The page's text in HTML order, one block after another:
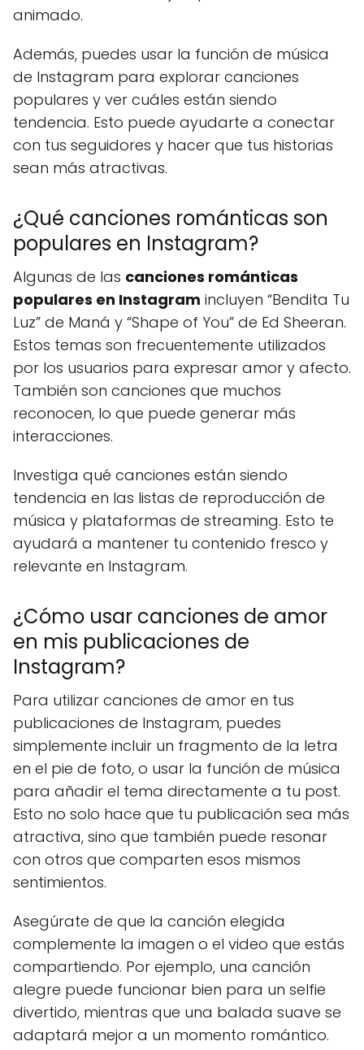
animado.
Además, puedes usar la función de música
de Instagram para explorar canciones
populares y ver cuáles están siendo
tendencia. Esto puede ayudarte a conectar
con tus seguidores y hacer que tus historias
sean más atractivas.
¿Qué canciones románticas son
populares en Instagram?
Algunas de las canciones románticas
populares en Instagram incluyen “Bendita Tu
Luz” de Maná y “Shape of You” de Ed Sheeran.
Estos temas son frecuentemente utilizados
por los usuarios para expresar amor y afecto.
También son canciones que muchos
reconocen, lo que puede generar más
interacciones.
Investiga qué canciones están siendo
tendencia en las listas de reproducción de
música y plataformas de streaming. Esto te
ayudará a mantener tu contenido fresco y
relevante en Instagram.
¿Cómo usar canciones de amor
en mis publicaciones de
Instagram?
Para utilizar canciones de amor en tus
publicaciones de Instagram, puedes
simplemente incluir un fragmento de la letra
en el pie de foto, o usar la función de música
para añadir el tema directamente a tu post.
Esto no solo hace que tu publicación sea más
atractiva, sino que también puede resonar
con otros que comparten esos mismos
sentimientos.
Asegúrate de que la canción elegida
complemente la imagen o el video que estás
compartiendo. Por ejemplo, una canción
alegre puede funcionar bien para un selfie
divertido, mientras que una balada suave se
adaptará mejor a un momento romántico.